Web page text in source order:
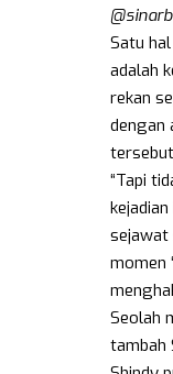
Satu
adalah
rekan
dengan
“Tapi
sejawat
momen
Seolah
tambah